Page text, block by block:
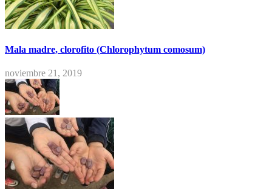
Mala madre, clorofito (Chlorophytum comosum)
noviembre 21, 2019